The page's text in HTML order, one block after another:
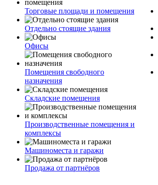
Торговые площади и помещения
Отдельно стоящие здания
Офисы
Помещения свободного
назначения
Складские помещения
Производственные помещения и
комплексы
Машиноместа и гаражи
Продажа от партнёров